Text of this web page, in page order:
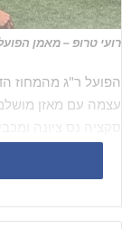
רועי טרופ – מאמן
הפועל ר"ג מהמחוז
שעברה היו אלופיי
שהציפייה מהם היא